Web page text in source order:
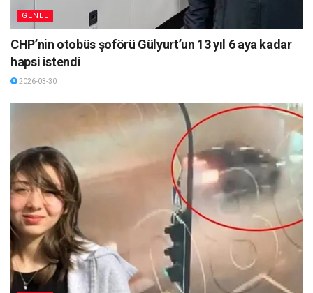
GENEL
CHP’nin otobüs şoförü Gülyurt’un 13 yıl 6 aya kadar
hapsi istendi
2026-03-30